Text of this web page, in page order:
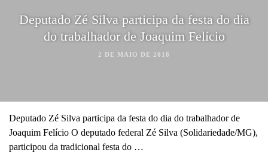
Deputado Zé Silva participa da festa do dia
do trabalhador de Joaquim Felício
2 DE MAIO DE 2018
Deputado Zé Silva participa da festa do dia do trabalhador de
Joaquim Felício O deputado federal Zé Silva (Solidariedade/MG),
participou da tradicional festa do …